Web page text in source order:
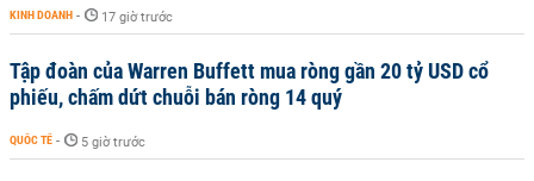
KINH DOANH - 17 giờ trước
Tập đoàn của Warren Buffett mua ròng gần 20 tỷ USD cổ
phiếu, chấm dứt chuỗi bán ròng 14 quý
QUỐC TẾ - 5 giờ trước